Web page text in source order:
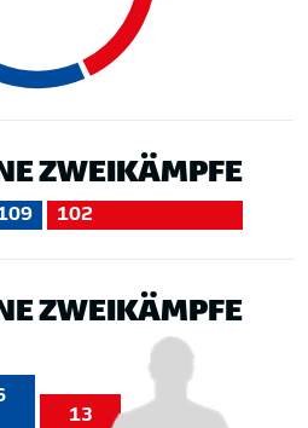
ZWEIKÄMPFE
102
ZWEIKÄMPFE
13